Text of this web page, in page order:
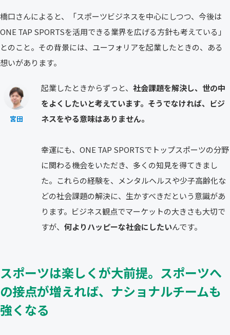
橋口さんによると、「スポーツビジネスを中心にしつつ、今後は
ONE TAP SPORTSを活用できる業界を広げる方針も考えている」
とのこと。その背景には、ユーフォリアを起業したときの、ある
想いがあります。
宮田
起業したときからずっと、 社会課題を解決し、世の中
をよくしたいと考えています。そうでなければ、ビジ
ネスをやる意味はありません。
幸運にも、ONE TAP SPORTSでトップスポーツの分野
に関わる機会をいただき、多くの知見を得てきまし
た。これらの経験を、メンタルヘルスや少子高齢化な
どの社会課題の解決に、生かすべきだという意識があ
ります。ビジネス観点でマーケットの大きさも大切で
すが、 何よりハッピーな社会にしたいんです。
スポーツは楽しくが大前提。スポーツへ
の接点が増えれば、ナショナルチームも
強くなる